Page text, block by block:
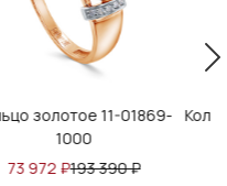
Кольцо золотое 11-01973-
1000
116 777₽305 300